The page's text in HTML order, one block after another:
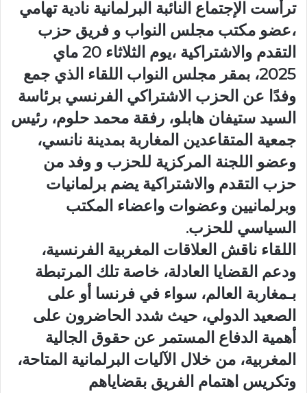
ترأست الإجتماع النائبة البرلمانية نادية تهامي
،عضو مكتب مجلس النواب و فريق حزب
التقدم والاشتراكية ،يوم الثلاثاء 20 ماي
2025، بمقر مجلس النواب اللقاء الذي جمع
وفدًا عن الحزب الاشتراكي الفرنسي برئاسة
السيد ستيفان هابلو، رفقة محمد حلوم، رئيس
جمعية المتقاعدين المغاربة بمدينة نانسي،
وعضو اللجنة المركزية للحزب و وفد من
حزب التقدم والاشتراكية يضم برلمانيات
وبرلمانيين وعضوات واعضاء المكتب
السياسي للحزب.
اللقاء ناقش العلاقات المغربية الفرنسية،
ودعم القضايا العادلة، خاصة تلك المرتبطة
بـمغاربة العالم، سواء في فرنسا أو على
الصعيد الدولي، حيث شدد الحاضرون على
أهمية الدفاع المستمر عن حقوق الجالية
المغربية، من خلال الآليات البرلمانية المتاحة،
وتكريس اهتمام الفريق بقضاياهم